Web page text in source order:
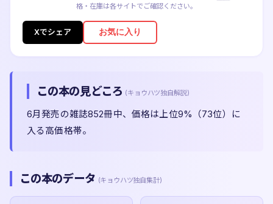
格・在庫は各サイトでご確認ください。
Xでシェア お気に入り
この本の見どころ (キョウハツ独自解説)
6月発売の雑誌852冊中、価格は上位9%（73位）に
入る高価格帯。
この本のデータ (キョウハツ独自集計)